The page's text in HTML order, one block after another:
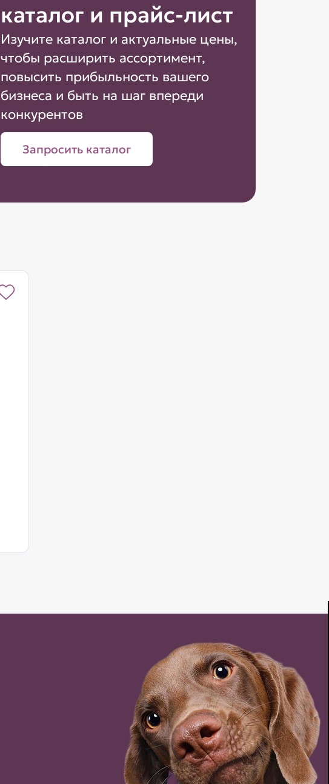
каталог и прайс-лист
Изучите каталог и актуальные цены,
чтобы расширить ассортимент,
повысить прибыльность вашего
бизнеса и быть на шаг впереди
конкурентов
Запросить каталог